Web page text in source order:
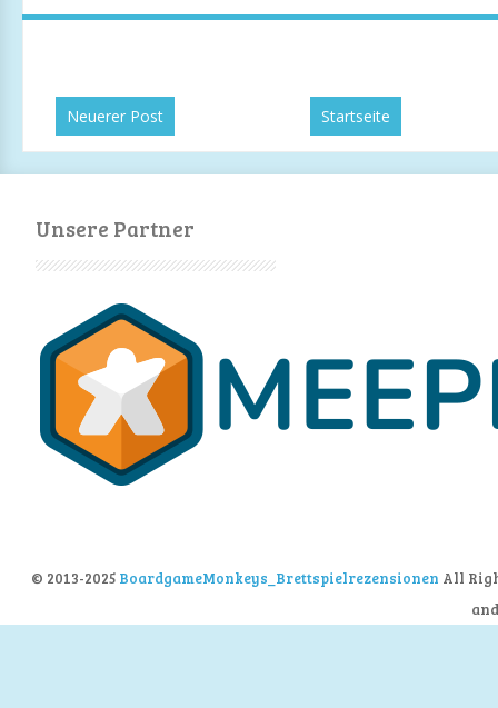
Neuerer Post Startseite
Unsere Partner
© 2013-2025 BoardgameMonkeys_Brettspielrezensionen All